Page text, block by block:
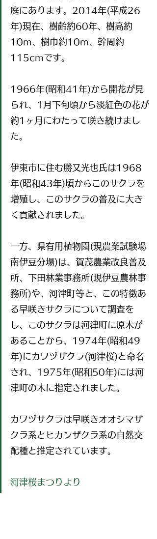
庭にあります。2014年(平成26
年)現在、樹齢約60年、樹高約
10m、樹巾約10m、幹周約
115cmです。
1966年(昭和41年)から開花が見
られ、1月下旬頃から淡紅色の花が
約1ヶ月にわたって咲き続けまし
た。
伊東市に住む勝又光也氏は1968
年(昭和43年)頃からこのサクラを
増殖し、このサクラの普及に大き
く貢献されました。
一方、県有用植物園(現農業試験場
南伊豆分場)は、賀茂農業改良普及
所、下田林業事務所(現伊豆農林事
務所)や、河津町等と、この特徴あ
る早咲きサクラについて調査を
し、このサクラは河津町に原木が
あることから、1974年(昭和49
年)にカワヅザクラ(河津桜)と命名
され、1975年(昭和50年)には河
津町の木に指定されました。
カワヅサクラは早咲きオオシマザ
クラ系とヒカンザクラ系の自然交
配種と推定されています。
河津桜まつりより